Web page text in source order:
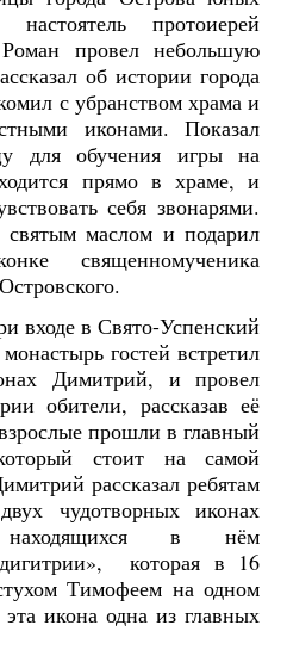
настоятель протоиерей
провел небольшую
об истории города
с убранством храма и
иконами. Показал
для обучения игры на
прямо в храме, и
себя звонарями.
маслом и подарил
священномученика
входе в Свято-Успенский
гостей встретил
Димитрий, и провел
обители, рассказав её
прошли в главный
стоит на самой
рассказал ребятам
чудотворных иконах
в нём
которая в 16
Тимофеем на одном
икона одна из главных